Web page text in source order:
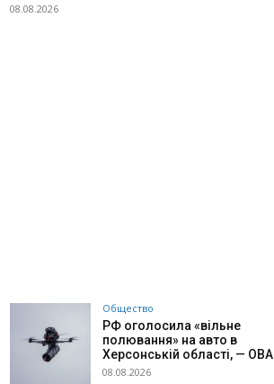
08.08.2026
Общество
РФ оголосила «вільне
полювання» на авто в
Херсонській області, — ОВА
08.08.2026